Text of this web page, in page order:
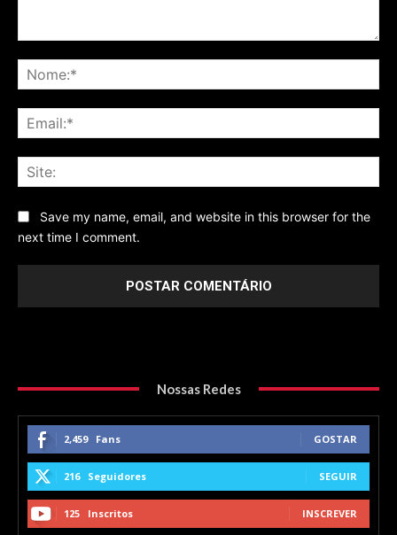
Save my name, email, and website in this browser for the
next time I comment.
Nossas Redes
2,459 Fans GOSTAR
216 Seguidores SEGUIR
125 Inscritos INSCREVER